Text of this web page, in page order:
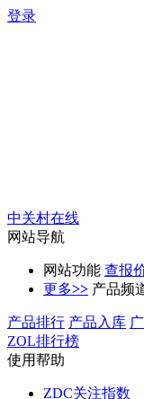
登录
中关村在线
网站导航
网站功能 查报
更多>> 产品频
产品排行 产品入库
ZOL排行榜
使用帮助
ZDC关注指数